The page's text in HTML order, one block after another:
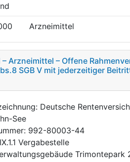
Arzneimittel
Arzneimittel – Offene
SGB V mit jederzeitiger
Deutsche
See
992-80003-44
Vergabestelle
Trimontepark